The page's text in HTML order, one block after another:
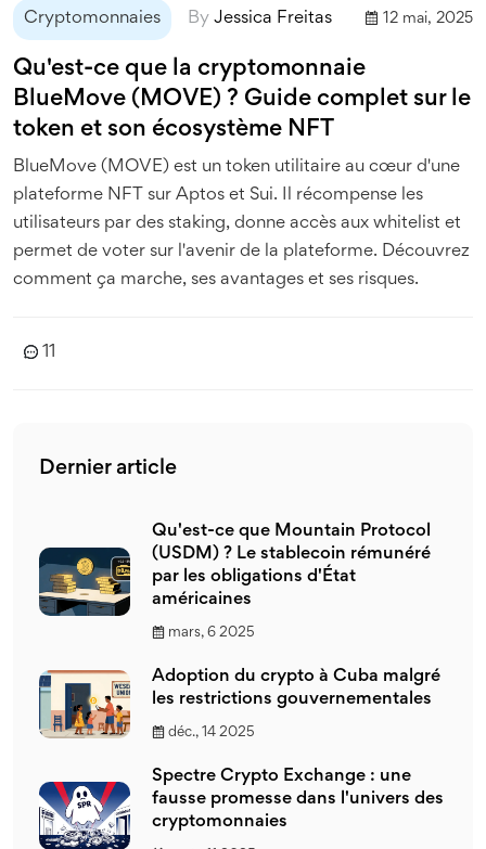
Cryptomonnaies By Jessica Freitas 12 mai, 2025
Qu'est-ce que la cryptomonnaie
BlueMove (MOVE) ? Guide complet sur le
token et son écosystème NFT
BlueMove (MOVE) est un token utilitaire au cœur d'une
plateforme NFT sur Aptos et Sui. Il récompense les
utilisateurs par des staking, donne accès aux whitelist et
permet de voter sur l'avenir de la plateforme. Découvrez
comment ça marche, ses avantages et ses risques.
11
Dernier article
Qu'est-ce que Mountain Protocol
(USDM) ? Le stablecoin rémunéré
par les obligations d'État
américaines
mars, 6 2025
Adoption du crypto à Cuba malgré
les restrictions gouvernementales
déc., 14 2025
Spectre Crypto Exchange : une
fausse promesse dans l'univers des
cryptomonnaies